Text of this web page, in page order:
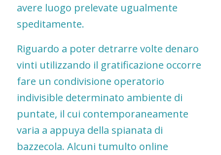
avere luogo prelevate ugualmente
speditamente.
Riguardo a poter detrarre volte denaro
vinti utilizzando il gratificazione occorre
fare un condivisione operatorio
indivisible determinato ambiente di
puntate, il cui contemporaneamente
varia a appuya della spianata di
bazzecola. Alcuni tumulto online